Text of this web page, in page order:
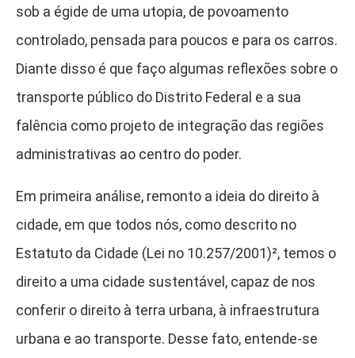
sob a égide de uma utopia, de povoamento
controlado, pensada para poucos e para os carros.
Diante disso é que faço algumas reflexões sobre o
transporte público do Distrito Federal e a sua
falência como projeto de integração das regiões
administrativas ao centro do poder.
Em primeira análise, remonto a ideia do direito à
cidade, em que todos nós, como descrito no
Estatuto da Cidade (Lei no 10.257/2001)², temos o
direito a uma cidade sustentável, capaz de nos
conferir o direito à terra urbana, à infraestrutura
urbana e ao transporte. Desse fato, entende-se